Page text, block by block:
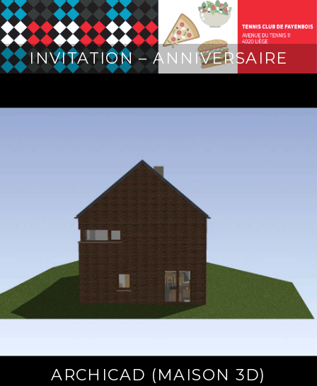
INVITATION – ANNIVERSAIRE
ARCHICAD (MAISON 3D)